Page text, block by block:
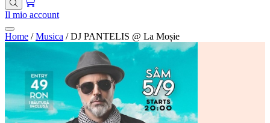
Il mio account
Home / Musica / DJ PANTELIS @ La Moșie